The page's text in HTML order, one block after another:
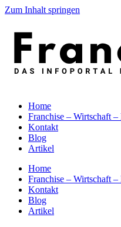
Zum Inhalt springen
Home
Franchise – Wirtschaft –
Kontakt
Blog
Artikel
Home
Franchise – Wirtschaft –
Kontakt
Blog
Artikel